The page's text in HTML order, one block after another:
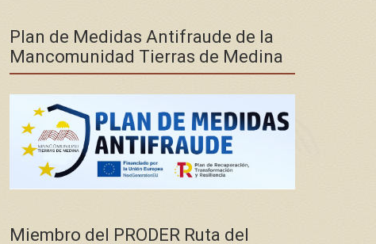
Plan de Medidas Antifraude de la
Mancomunidad Tierras de Medina
Miembro del PRODER Ruta del